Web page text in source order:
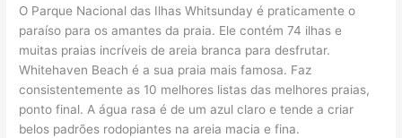
O Parque Nacional das Ilhas Whitsunday é praticamente o
paraíso para os amantes da praia. Ele contém 74 ilhas e
muitas praias incríveis de areia branca para desfrutar.
Whitehaven Beach é a sua praia mais famosa. Faz
consistentemente as 10 melhores listas das melhores praias,
ponto final. A água rasa é de um azul claro e tende a criar
belos padrões rodopiantes na areia macia e fina.